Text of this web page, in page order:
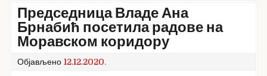
Председница Владе Ана
Брнабић посетила радове на
Моравском коридору
Објављено 12.12.2020.